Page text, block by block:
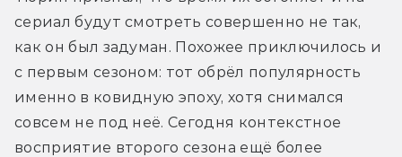
сериал будут смотреть совершенно не так,
как он был задуман. Похожее приключилось и
с первым сезоном: тот обрёл популярность
именно в ковидную эпоху, хотя снимался
совсем не под неё. Сегодня контекстное
восприятие второго сезона ещё более